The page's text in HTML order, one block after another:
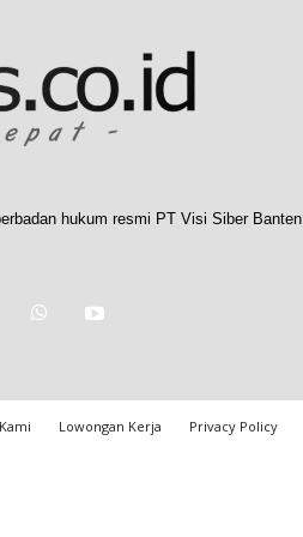
hukum resmi PT Visi Siber Banten
Lowongan Kerja Privacy Policy